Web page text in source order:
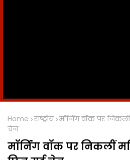
Home राष्ट्रीय मॉर्निंग वॉक पर
चेन
मॉर्निंग वॉक पर निकलीं